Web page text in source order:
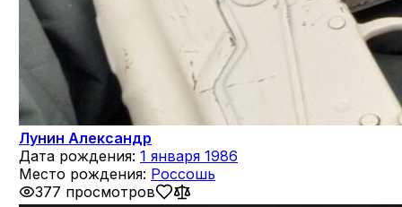
Лунин Александр
Дата рождения: 1 января 1986
Место рождения: Россошь
377 просмотров